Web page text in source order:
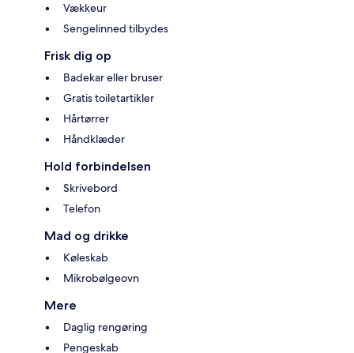
Vækkeur
Sengelinned tilbydes
Frisk dig op
Badekar eller bruser
Gratis toiletartikler
Hårtørrer
Håndklæder
Hold forbindelsen
Skrivebord
Telefon
Mad og drikke
Køleskab
Mikrobølgeovn
Mere
Daglig rengøring
Pengeskab